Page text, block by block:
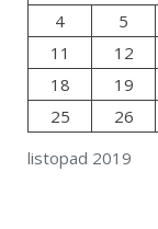
listopad 2019
4
5
11
12
18
19
25
26